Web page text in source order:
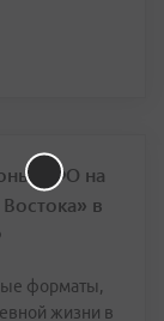
ДФО на
в
форматы,
жизни в